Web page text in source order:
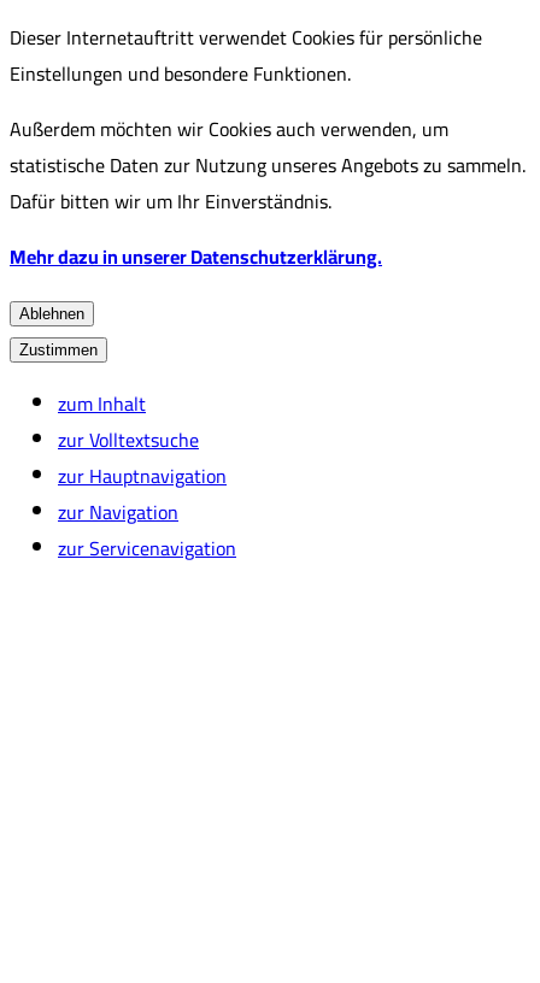
Dieser Internetauftritt verwendet Cookies für persönliche
Einstellungen und besondere Funktionen.
Außerdem möchten wir Cookies auch verwenden, um
statistische Daten zur Nutzung unseres Angebots zu sammeln.
Dafür bitten wir um Ihr Einverständnis.
Mehr dazu in unserer Datenschutzerklärung.
Ablehnen
Zustimmen
zum Inhalt
zur Volltextsuche
zur Hauptnavigation
zur Navigation
zur Servicenavigation